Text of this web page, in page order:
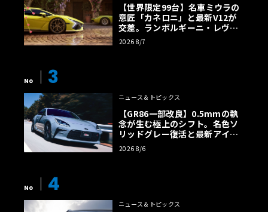
【世界限定99台】名車ミウラの
意匠「カネロニ」と最新V12が
交差。ランボルギーニ・レヴエ
ルトに60周年記念車が登場
2026 8/7
No 3
ニュース＆トピックス
【GR86一部改良】0.5mmの執
念が生む極上のシフト。名色ソ
リッドグレー復活と最新アイサ
イトでFRの極みへ
2026 8/6
No 4
ニュース＆トピックス